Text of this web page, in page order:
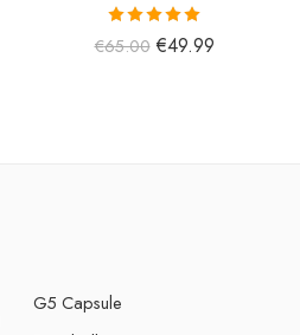
5 üzerinden
5.00oy aldı
€65.00 €49.99
G5 Capsule